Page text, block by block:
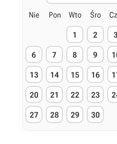
Nie Pon Wto Śro
1 2 3
6 7 8 9
13 14 15 16
20 21 22 23
27 28 29 30